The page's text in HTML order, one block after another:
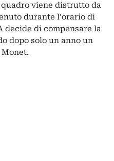
quadro viene distrutto da
durante l’orario di
decide di compensare la
dopo solo un anno un